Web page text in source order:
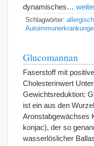
dynamisches…
Schlagwörter: allergisch
Glucomannan
Faserstoff mit
Cholesterinwert
Gewichtsreduktion:
ist ein aus den
Aronstabgewächses
konjac), der so
wasserlöslicher